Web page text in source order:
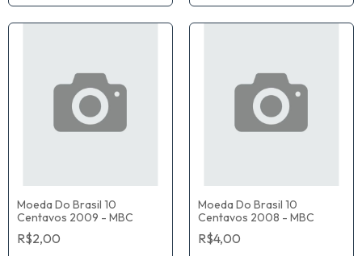
Moeda Do Brasil 10
Centavos 2009 - MBC
R$2,00
Moeda Do Brasil 10
Centavos 2008 - MBC
R$4,00